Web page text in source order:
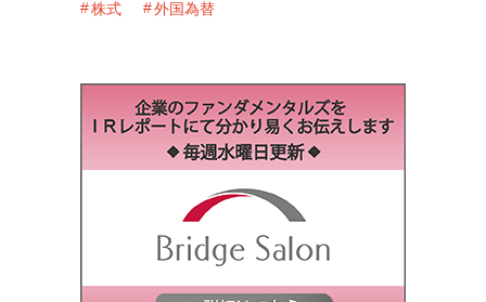
機関投資家のポートフォリオ戦略
運用会社 米国経済
知りたい！隣の企業年金 企業年金
金融政策
コロナショック オルタナティブ
外国為替